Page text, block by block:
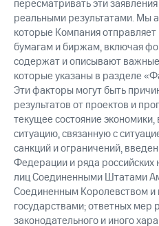
пересматривать эти
реальными результатами. Мы
которые Компания
бумагам и биржам, включая
содержат и описывают
которые указаны в разделе
Эти факторы могут быть
результатов от проектов и
текущее состояние
ситуацию, связанную с
санкций и ограничений,
Федерации и ряда российских
лиц Соединенными Штатами
Соединенным Королевством
государствами; ответных мер
законодательного и иного